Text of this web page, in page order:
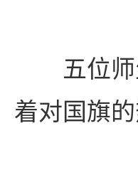
五位
着对国旗